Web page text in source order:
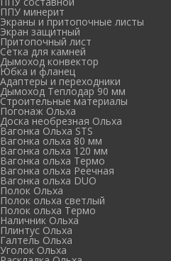
ППУ минерит
Экраны и притопочные листы
Экран защитный
Притопочный лист
Сетка для камней
Дымоход конвектор
Юбка и фланец
Адаптеры и переходники
Дымоход Теплодар 90 мм
Cтроительные материалы
Погонаж Ольха
Доска необрезная Ольха
Вагонка Ольха STS
Вагонка ольха 80 мм
Вагонка ольха 120 мм
Вагонка ольха Термо
Вагонка ольха Реечная
Вагонка ольха DUO
Полок Ольха
Полок ольха светлый
Полок ольха Термо
Наличник Ольха
Плинтус Ольха
Галтель Ольха
Уголок Ольха